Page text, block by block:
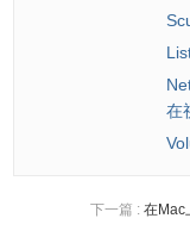
在
下一篇 : 在Mac